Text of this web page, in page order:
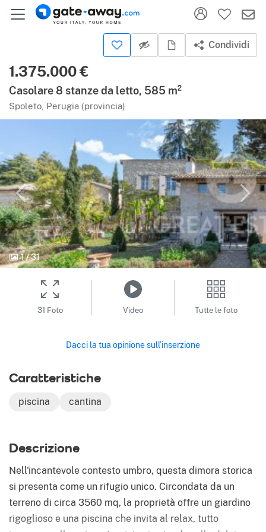
Condividi
1.375.000 €
Casolare 8 stanze da letto, 585 m²
Spoleto, Perugia (provincia)
1/31
31 Foto Video Tutte le foto
Dacci la tua opinione sull’inserzione
Caratteristiche
piscina cantina
Descrizione
Nell'incantevole contesto umbro, questa dimora storica
si presenta come un rifugio unico. Circondata da un
terreno di circa 3560 mq, la proprietà offre un giardino
rigoglioso e una piscina che invita al relax, tutto